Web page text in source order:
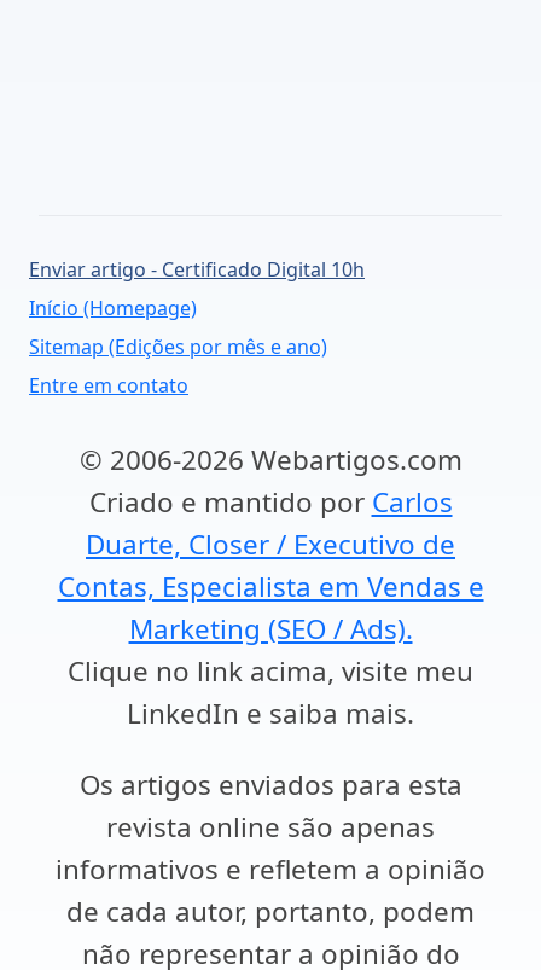
Enviar artigo - Certificado Digital 10h
Início (Homepage)
Sitemap (Edições por mês e ano)
Entre em contato
© 2006-2026 Webartigos.com
Criado e mantido por Carlos
Duarte, Closer / Executivo de
Contas, Especialista em Vendas e
Marketing (SEO / Ads).
Clique no link acima, visite meu
LinkedIn e saiba mais.
Os artigos enviados para esta
revista online são apenas
informativos e refletem a opinião
de cada autor, portanto, podem
não representar a opinião do